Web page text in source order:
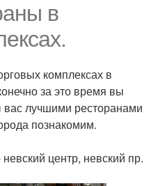
в
комплексах в
за это время вы
вас лучшими ресторанами
познакомим.
центр, невский пр.